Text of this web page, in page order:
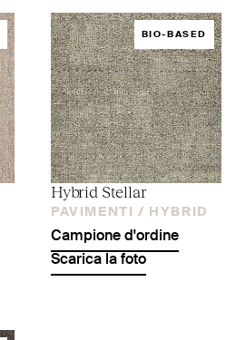
BIO-BASED
Hybrid Stellar
PAVIMENTI / HYBRID
Campione d'ordine
Scarica la foto